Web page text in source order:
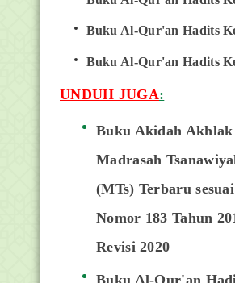
Buku Al-Qur'an Hadits
Buku Al-Qur'an Hadits
UNDUH JUGA:
Buku Akidah Akhlak
Madrasah
(MTs) Terbaru
Nomor 183 Tahun
Revisi 2020
Buku Al-Qur'an